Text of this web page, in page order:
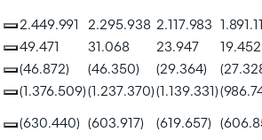
2.449.991 2.295.938 2.117.983
49.471 31.068 23.947
19.452
(46.872) (46.350) (29.364)
(1.376.509)(1.237.370)(1.139.331)
(630.440) (603.917) (619.657)